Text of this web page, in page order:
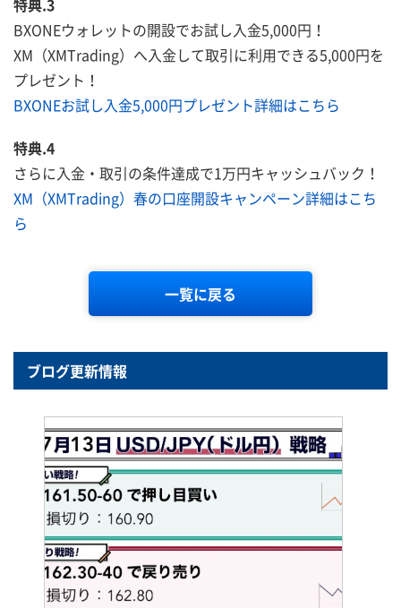
特典.3
BXONEウォレットの開設でお試し入金5,000円！
XM（XMTrading）へ入金して取引に利用できる5,000円を
プレゼント！
BXONEお試し入金5,000円プレゼント詳細はこちら
特典.4
さらに入金・取引の条件達成で1万円キャッシュバック！
XM（XMTrading）春の口座開設キャンペーン詳細はこち
ら
一覧に戻る
ブログ更新情報